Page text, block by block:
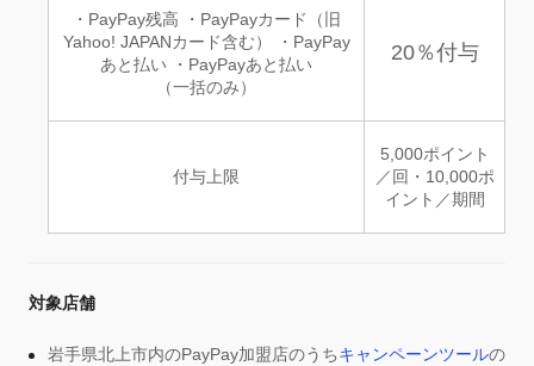
・PayPay残高 ・PayPayカード（旧
Yahoo! JAPANカード含む） ・PayPay
あと払い ・PayPayあと払い
（一括のみ）
20％付与
付与上限
5,000ポイント
／回・10,000ポ
イント／期間
対象店舗
岩手県北上市内のPayPay加盟店のうちキャンペーンツールの